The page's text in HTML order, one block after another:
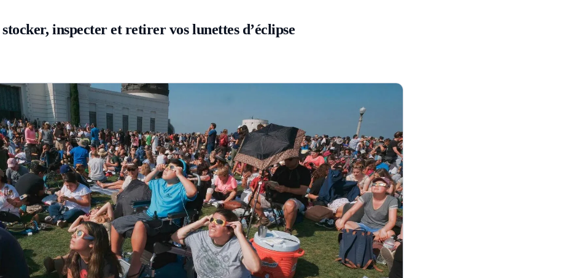
inspecter et retirer vos lunettes d’éclipse